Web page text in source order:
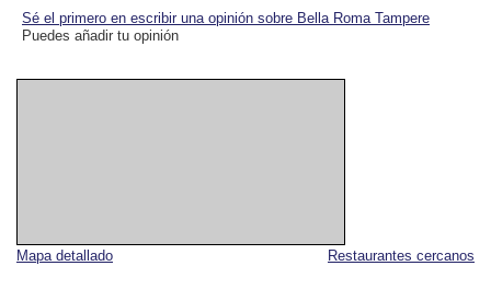
Restaurantes cercanos
Mapa detallado
Sé el primero en escribir una opinión sobre Bella Roma Tampere
Puedes añadir tu opinión